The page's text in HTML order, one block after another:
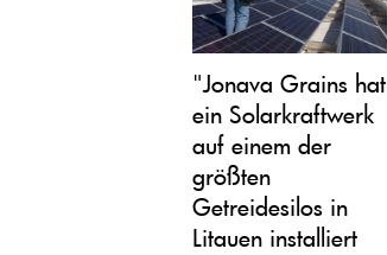
"Jonava Grains hat
ein Solarkraftwerk
auf einem der
größten
Getreidesilos in
Litauen installiert